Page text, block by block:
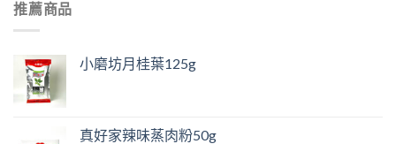
推薦商品
小磨坊月桂葉125g
真好家辣味蒸肉粉50g